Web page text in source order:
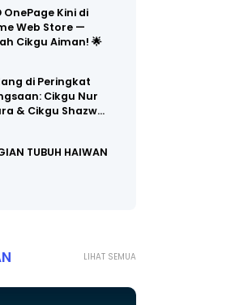
OnePage Kini di
Web Store —
Cikgu Aiman! 🌟
di Peringkat
Cikgu Nur
& Cikgu Shazw…
TUBUH HAIWAN
LIHAT SEMUA